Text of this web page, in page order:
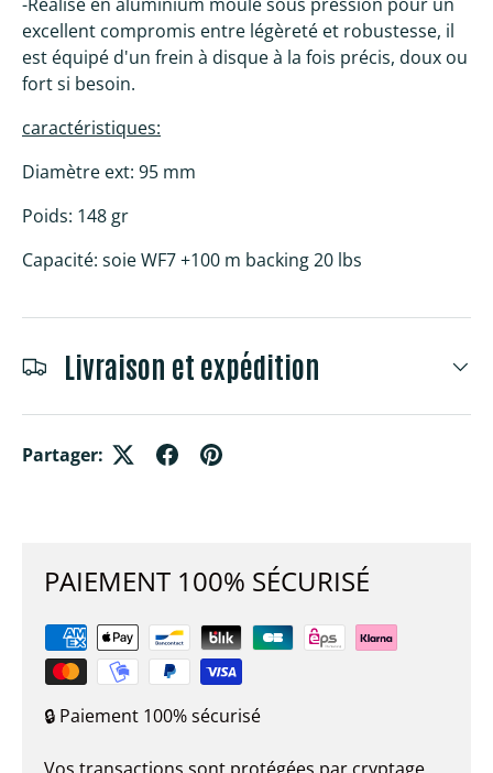
excellent compromis entre légèreté et robustesse, il
est équipé d'un frein à disque à la fois précis, doux ou
fort si besoin.
caractéristiques:
Diamètre ext: 95 mm
Poids: 148 gr
Capacité: soie WF7 +100 m backing 20 lbs
Livraison et expédition
Partager:
PAIEMENT 100% SÉCURISÉ
🔒 Paiement 100% sécurisé